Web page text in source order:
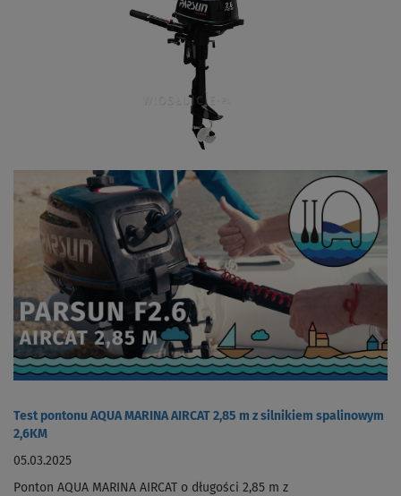
Test pontonu AQUA MARINA AIRCAT 2,85 m z silnikiem spalinowym
2,6KM
05.03.2025
Ponton AQUA MARINA AIRCAT o długości 2,85 m z